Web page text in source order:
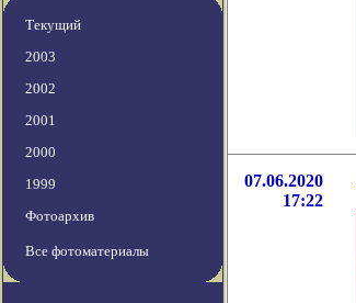
Текущий
2003
2002
2001
2000
1999
Фотоархив
Все фотоматериалы
07.06.2020
17:22